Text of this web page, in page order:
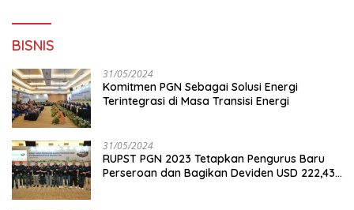
BISNIS
31/05/2024
Komitmen PGN Sebagai Solusi Energi
Terintegrasi di Masa Transisi Energi
31/05/2024
RUPST PGN 2023 Tetapkan Pengurus Baru
Perseroan dan Bagikan Deviden USD 222,43